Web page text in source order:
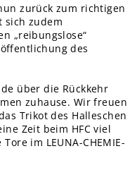
zurück zum richtigen
sich zudem
„reibungslose“
des
über die Rückkehr
zuhause. Wir freuen
Trikot des Halleschen
Zeit beim HFC viel
im LEUNA-CHEMIE-